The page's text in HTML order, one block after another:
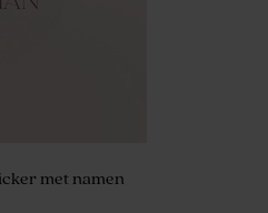
met namen